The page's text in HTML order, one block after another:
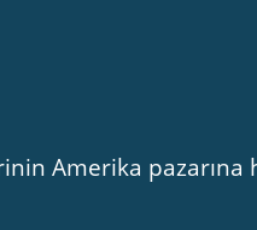
Amerika pazarına